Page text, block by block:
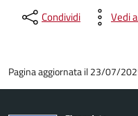
Condividi Vedi
Pagina aggiornata il 23/07/